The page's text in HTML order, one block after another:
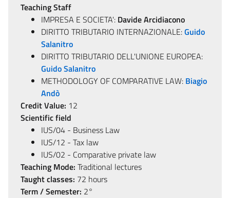
Teaching Staff
IMPRESA E SOCIETA': Davide Arcidiacono
DIRITTO TRIBUTARIO INTERNAZIONALE:Guido
Salanitro
DIRITTO TRIBUTARIO DELL'UNIONE EUROPEA:
Guido Salanitro
METHODOLOGY OF COMPARATIVE LAW: Biagio
Andò
Credit Value: 12
Scientific field
IUS/04 - Business Law
IUS/12 - Tax law
IUS/02 - Comparative private law
Teaching Mode: Traditional lectures
Taught classes: 72 hours
Term / Semester: 2°